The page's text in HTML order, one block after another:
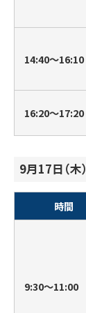
14:40〜16:10
16:20〜17:20
9月17日（木）
時間
9:30〜11:00